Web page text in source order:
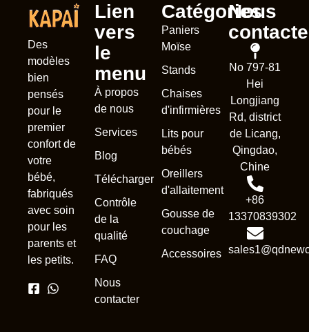
Des
modèles
bien
pensés
pour le
premier
confort de
votre
bébé,
fabriqués
avec soin
pour les
parents et
les petits.
Lien
vers
le
menu
À propos
de nous
Services
Blog
Télécharger
Contrôle
de la
qualité
FAQ
Nous
contacter
Catégories
Paniers
Moïse
Stands
Chaises
d'infirmières
Lits pour
bébés
Oreillers
d'allaitement
Gousse de
couchage
Accessoires
Nous
No 797-81
Hei
Longjiang
Rd, district
de Licang,
Qingdao,
Chine
+86
13370839302